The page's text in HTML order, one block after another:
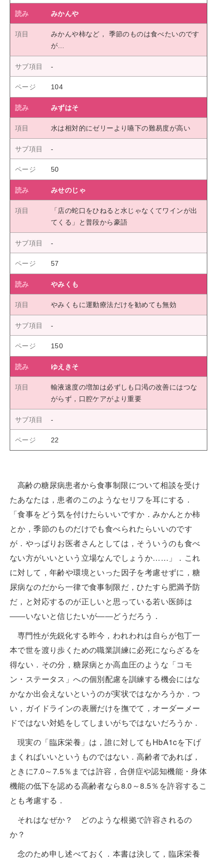
みかんや
みかんや柿など， 季節のものは食べたいのです
が…
104
みずはそ
水は相対的にゼリーより嚥下の難易度が高い
50
みせのじゃ
「店の蛇口をひねると水じゃなくてワインが出
てくる」と普段から豪語
57
やみくも
やみくもに運動療法だけを勧めても無効
150
ゆえきそ
輸液速度の増加は必ずしも口渇の改善にはつな
がらず，口腔ケアがより重要
22
高齢の糖尿病患者から食事制限について相談を受け
たあなたは，患者のこのようなセリフを耳にする．
「食事をどう気を付けたらいいですか．みかんとか柿
とか，季節のものだけでも食べられたらいいのです
が．やっぱりお医者さんとしては，そういうのも食べ
ない方がいいという立場なんでしょうか……」．これ
に対して，年齢や環境といった因子を考慮せずに，糖
尿病なのだから一律で食事制限だ，ひたすら肥満予防
だ，と対応するのが正しいと思っている若い医師は
――いないと信じたいが――どうだろう．
専門性が先鋭化する昨今，われわれは自らが包丁一
本で世を渡り歩くための職業訓練に必死にならざるを
得ない．その分，糖尿病とか高血圧のような「コモ
ン・ステータス」への個別配慮を訓練する機会にはな
かなか出会えないというのが実状ではなかろうか．つ
い，ガイドラインの表層だけを撫でて，オーダーメー
ドではない対処をしてしまいがちではないだろうか．
現実の「臨床栄養」は，誰に対してもHbA1cを下げ
まくればいいというものではない．高齢者であれば，
ときに7.0～7.5％までは許容，合併症や認知機能・身体
機能の低下を認める高齢者なら8.0～8.5％を許容するこ
とも考慮する．
それはなぜか？ どのような根拠で許容されるの
か？
念のため申し述べておく．本書は決して，臨床栄養